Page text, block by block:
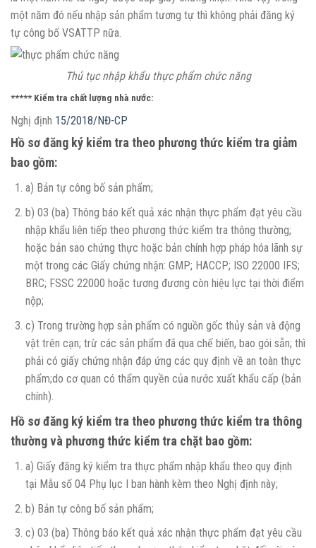
một năm đó nếu nhập sản phẩm tương tự thì không phải đăng ký
tự công bố VSATTP nữa.
Thủ tục nhập khẩu thực phẩm chức năng
***** Kiểm tra chất lượng nhà nước:
Nghị định 15/2018/NĐ-CP
Hồ sơ đăng ký kiểm tra theo phương thức kiểm tra giảm
bao gồm:
a) Bản tự công bố sản phẩm;
b) 03 (ba) Thông báo kết quả xác nhận thực phẩm đạt yêu cầu
nhập khẩu liên tiếp theo phương thức kiểm tra thông thường;
hoặc bản sao chứng thực hoặc bản chính hợp pháp hóa lãnh sự
một trong các Giấy chứng nhận: GMP; HACCP; ISO 22000 IFS;
BRC; FSSC 22000 hoặc tương đương còn hiệu lực tại thời điểm
nộp;
c) Trong trường hợp sản phẩm có nguồn gốc thủy sản và động
vật trên cạn; trừ các sản phẩm đã qua chế biến, bao gói sẵn; thì
phải có giấy chứng nhận đáp ứng các quy định về an toàn thực
phẩm;do cơ quan có thẩm quyền của nước xuất khẩu cấp (bản
chính).
Hồ sơ đăng ký kiểm tra theo phương thức kiểm tra thông
thường và phương thức kiểm tra chặt bao gồm:
a) Giấy đăng ký kiểm tra thực phẩm nhập khẩu theo quy định
tại Mẫu số 04 Phụ lục I ban hành kèm theo Nghị định này;
b) Bản tự công bố sản phẩm;
c) 03 (ba) Thông báo kết quả xác nhận thực phẩm đạt yêu cầu